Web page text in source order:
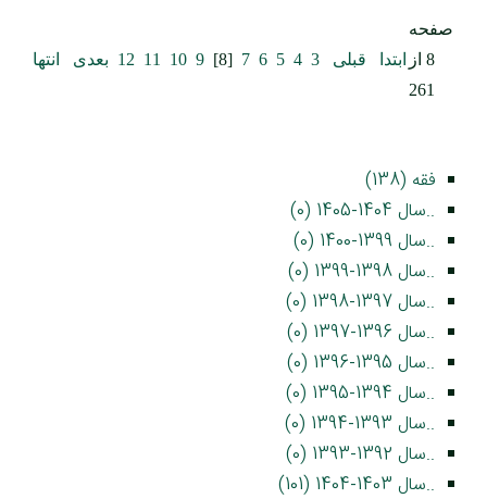
صفحه
8 از
261
ابتدا قبلی 3
4
5
6
7
[8]
9
10
11
12 بعدی انتها
فقه (138)
..سال 1404-1405 (0)
..سال 1399-1400 (0)
..سال 1398-1399 (0)
..سال 1397-1398 (0)
..سال 1396-1397 (0)
..سال 1395-1396 (0)
..سال 1394-1395 (0)
..سال 1393-1394 (0)
..سال 1392-1393 (0)
..سال 1403-1404 (101)